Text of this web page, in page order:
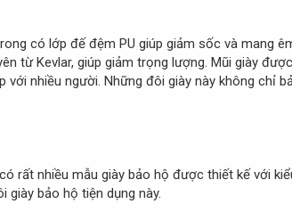
có lớp đế đệm PU giúp giảm sốc và mang
từ Kevlar, giúp giảm trọng lượng. Mũi giày
nhiều người. Những đôi giày này không chỉ
rất nhiều mẫu giày bảo hộ được thiết kế với
giày bảo hộ tiện dụng này.